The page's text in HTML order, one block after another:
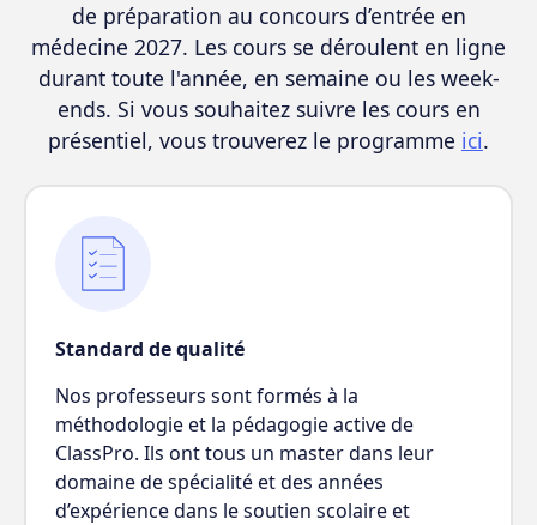
de préparation au concours d’entrée en
médecine 2027. Les cours se déroulent en ligne
durant toute l'année, en semaine ou les week-
ends. Si vous souhaitez suivre les cours en
présentiel, vous trouverez le programme ici.
Standard de qualité
Nos professeurs sont formés à la
méthodologie et la pédagogie active de
ClassPro. Ils ont tous un master dans leur
domaine de spécialité et des années
d’expérience dans le soutien scolaire et